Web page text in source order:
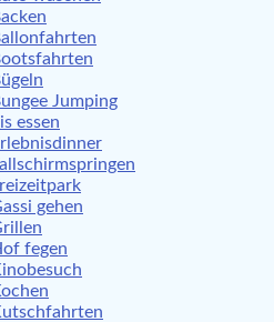
Jumping
essen
gehen
fegen